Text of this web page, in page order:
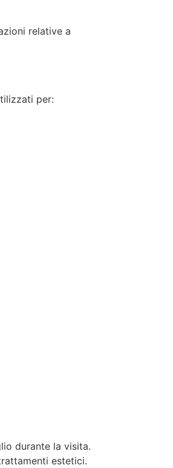
relative a
per:
durante la visita.
estetici.